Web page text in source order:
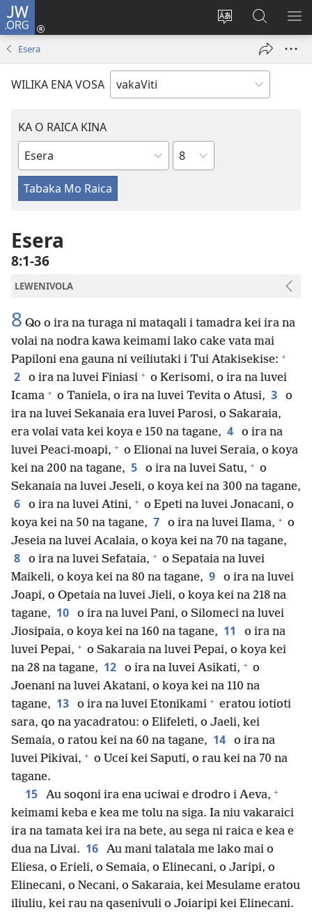
JW.ORG
Veisautaka
Dolava
(opens
Vaqara
ena
JW.ORG
Esera
WILIKA ENA VOSA
KA O RAICA KINA
iVola
ena
iVolatabu
Wase
Esera
8:1-36
LEWENIVOLA
8 Qo o ira na turaga ni mataqali i tamadra kei ira na
volai na nodra kawa keimami lako cake vata mai
Papiloni ena gauna ni veiliutaki i Tui Atakisekise: +
2 o ira na luvei Finiasi + o Kerisomi, o ira na luvei
Icama + o Taniela, o ira na luvei Tevita o Atusi, 3
o
ira na luvei Sekanaia era luvei Parosi, o Sakaraia,
era volai vata kei koya e 150 na tagane, 4
o ira na
luvei Peaci-moapi, + o Elionai na luvei Seraia, o koya
kei na 200 na tagane, 5 o ira na luvei Satu, + o
Sekanaia na luvei Jeseli, o koya kei na 300 na tagane,
6 o ira na luvei Atini, + o Epeti na luvei Jonacani, o
koya kei na 50 na tagane, 7 o ira na luvei Ilama, + o
Jeseia na luvei Acalaia, o koya kei na 70 na tagane,
8 o ira na luvei Sefataia, + o Sepataia na luvei
Maikeli, o koya kei na 80 na tagane, 9
o ira na luvei
Joapi, o Opetaia na luvei Jieli, o koya kei na 218 na
tagane, 10
o ira na luvei Pani, o Silomeci na luvei
Jiosipaia, o koya kei na 160 na tagane, 11
o ira na
luvei Pepai, + o Sakaraia na luvei Pepai, o koya kei
na 28 na tagane, 12 o ira na luvei Asikati, + o
Joenani na luvei Akatani, o koya kei na 110 na
tagane, 13 o ira na luvei Etonikami + eratou iotioti
sara, qo na yacadratou: o Elifeleti, o Jaeli, kei
Semaia, o ratou kei na 60 na tagane, 14
o ira na
luvei Pikivai, + o Ucei kei Saputi, o rau kei na 70 na
tagane.
15 Au soqoni ira ena uciwai e drodro i Aeva, +
keimami keba e kea me tolu na siga. Ia niu vakaraici
ira na tamata kei ira na bete, au sega ni raica e kea e
dua na Livai. 16
Au mani talatala me lako mai o
Eliesa, o Erieli, o Semaia, o Elinecani, o Jaripi, o
Elinecani, o Necani, o Sakaraia, kei Mesulame eratou
iliuliu, kei rau na qasenivuli o Joiaripi kei Elinecani.